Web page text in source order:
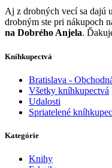
Aj z drobných vecí sa
drobným ste pri nákupoch
na Dobrého Anjela.
Kníhkupectvá
Bratislava -
Všetky kníhkupectvá
Udalosti
Spriatelené
Kategórie
Knihy